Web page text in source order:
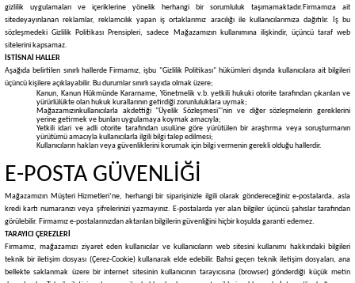
gizlilik uygulamaları ve içeriklerine yönelik herhangi bir sorumluluk taşımamaktadır.Firmamıza ait
sitedeyayınlanan reklamlar, reklamcılık yapan iş ortaklarımız aracılığı ile kullanıcılarımıza dağıtılır. İş bu
sözleşmedeki Gizlilik Politikası Prensipleri, sadece Mağazamızın kullanımına ilişkindir, üçüncü taraf web
sitelerini kapsamaz.
İSTİSNAİ HALLER
Aşağıda belirtilen sınırlı hallerde Firmamız, işbu "Gizlilik Politikası" hükümleri dışında kullanıcılara ait bilgileri
üçüncü kişilere açıklayabilir. Bu durumlar sınırlı sayıda olmak üzere;
Kanun, Kanun Hükmünde Kararname, Yönetmelik v.b. yetkili hukuki otorite tarafından çıkarılan ve
yürürlülükte olan hukuk kurallarının getirdiği zorunluluklara uymak;
Mağazamızınkullanıcılarla akdettiği "Üyelik Sözleşmesi"'nin ve diğer sözleşmelerin gereklerini
yerine getirmek ve bunları uygulamaya koymak amacıyla;
Yetkili idari ve adli otorite tarafından usulüne göre yürütülen bir araştırma veya soruşturmanın
yürütümü amacıyla kullanıcılarla ilgili bilgi talep edilmesi;
Kullanıcıların hakları veya güvenliklerini korumak için bilgi vermenin gerekli olduğu hallerdir.
E-POSTA GÜVENLİĞİ
Mağazamızın Müşteri Hizmetleri’ne, herhangi bir siparişinizle ilgili olarak göndereceğiniz e-postalarda, asla
kredi kartı numaranızı veya şifrelerinizi yazmayınız. E-postalarda yer alan bilgiler üçüncü şahıslar tarafından
görülebilir. Firmamız e-postalarınızdan aktarılan bilgilerin güvenliğini hiçbir koşulda garanti edemez.
TARAYICI ÇEREZLERİ
Firmamız, mağazamızı ziyaret eden kullanıcılar ve kullanıcıların web sitesini kullanımı hakkındaki bilgileri
teknik bir iletişim dosyası (Çerez-Cookie) kullanarak elde edebilir. Bahsi geçen teknik iletişim dosyaları, ana
bellekte saklanmak üzere bir internet sitesinin kullanıcının tarayıcısına (browser) gönderdiği küçük metin